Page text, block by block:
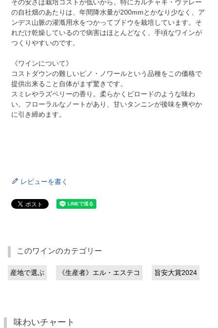
その安さは栽培コストが低いから。特にカルチャキ・ヴァレー
の自社畑のあたりは、年間降水量が200mmとかなり少なく、ア
ンデス山脈の灌漑用水をつかってブドウを栽培しています。そ
れだけ乾燥しているので病害はほとんどなく、手頃なワインが
つくりやすいのです。
《ワインについて》
コストダウンの難しいピノ・ノワールという品種をこの価格で
提供出来ること自体がまず驚きです。
スミレやラズベリーの香り。柔らかくビロードのような味わ
い。フローラルなノートがあり、甘いタンニンが後味を爽やか
に引き締めます。
レビューを書く
このワインのカテゴリー
産地で選ぶ 《生産者》エル・エステコ 旨安大賞2024
味わいチャート